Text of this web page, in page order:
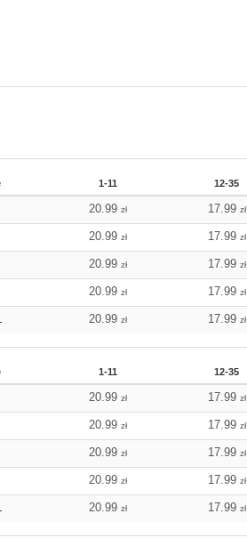
1-11 12-35
20.99 zł 17.99 zł
20.99 zł 17.99 zł
20.99 zł 17.99 zł
20.99 zł 17.99 zł
20.99 zł 17.99 zł
1-11 12-35
20.99 zł 17.99 zł
20.99 zł 17.99 zł
20.99 zł 17.99 zł
20.99 zł 17.99 zł
20.99 zł 17.99 zł